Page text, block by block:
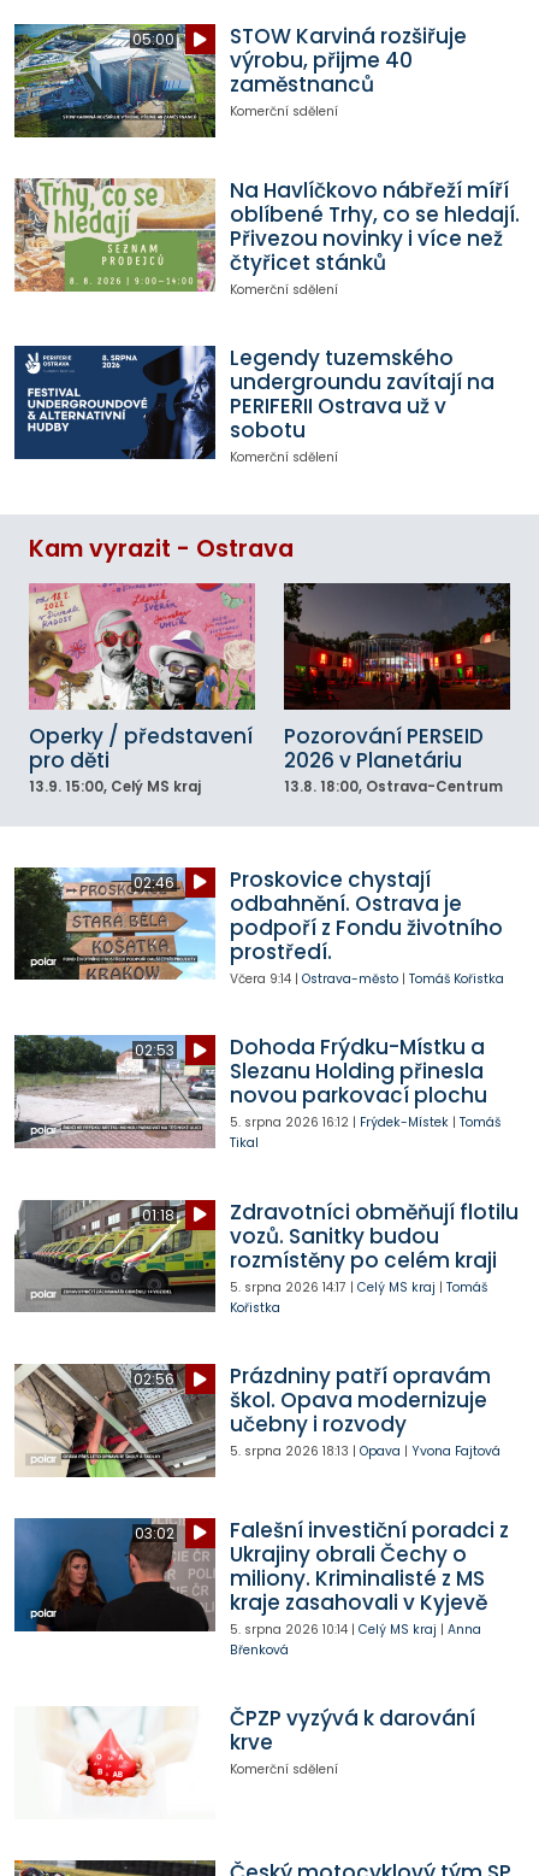
05:00
STOW Karviná rozšiřuje
výrobu, přijme 40
zaměstnanců
Komerční sdělení
Na Havlíčkovo nábřeží míří
oblíbené Trhy, co se hledají.
Přivezou novinky i více než
čtyřicet stánků
Komerční sdělení
Legendy tuzemského
undergroundu zavítají na
PERIFERII Ostrava už v
sobotu
Komerční sdělení
Kam vyrazit - Ostrava
Operky / představení
pro děti
13.9. 15:00, Celý MS kraj
Pozorování PERSEID
2026 v Planetáriu
13.8. 18:00, Ostrava-Centrum
02:46
Proskovice chystají
odbahnění. Ostrava je
podpoří z Fondu životního
prostředí.
Včera 9:14| Ostrava-město| Tomáš Kořistka
02:53
Dohoda Frýdku-Místku a
Slezanu Holding přinesla
novou parkovací plochu
5. srpna 2026 16:12| Frýdek-Místek| Tomáš
Tikal
01:18
Zdravotníci obměňují flotilu
vozů. Sanitky budou
rozmístěny po celém kraji
5. srpna 2026 14:17 | Celý MS kraj | Tomáš
Kořistka
02:56
Prázdniny patří opravám
škol. Opava modernizuje
učebny i rozvody
5. srpna 2026 18:13 | Opava | Yvona Fajtová
03:02
Falešní investiční poradci z
Ukrajiny obrali Čechy o
miliony. Kriminalisté z MS
kraje zasahovali v Kyjevě
5. srpna 2026 10:14| Celý MS kraj | Anna
Břenková
ČPZP vyzývá k darování
krve
Komerční sdělení